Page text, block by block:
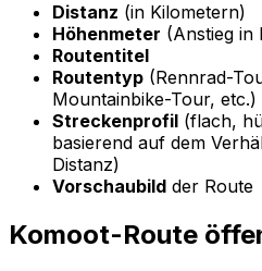
Distanz (in Kilometern)
Höhenmeter (Anstieg in
Routentitel
Routentyp (Rennrad-
Mountainbike-Tour, etc.)
Streckenprofil (flach,
basierend auf dem
Distanz)
Vorschaubild der Route
Komoot-Route